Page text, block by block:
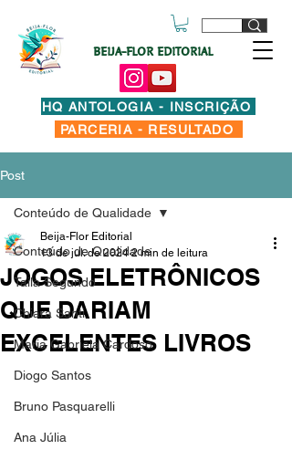
BEIJA-FLOR EDITORIAL
PARCERIA - RESULTADO
HQ ANTOLOGIA - INSCRIÇÃO
Post
Conteúdo de Qualidade
Taila Segundo
Chiara Santi
Maria Gabriela Cardoso
Diogo Santos
Bruno Pasquarelli
Ana Júlia
Conteúdo de Qualidade
JOGOS ELETRÔNICOS
QUE DARIAM
EXCELENTES LIVROS
Beija-Flor Editorial
13 de jul. de 2024 2 min de leitura